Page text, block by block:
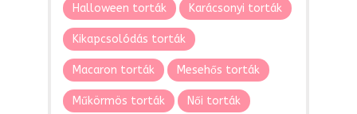
Halloween torták Karácsonyi torták
Kikapcsolódás torták
Macaron torták Mesehős torták
Műkörmös torták Női torták